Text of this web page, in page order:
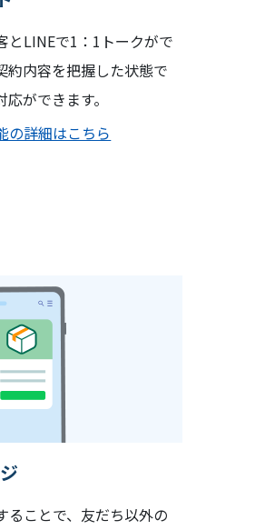
とLINEで1：1トークがで
約内容を把握した状態で
ができます。
の詳細はこちら
ることで、友だち以外の